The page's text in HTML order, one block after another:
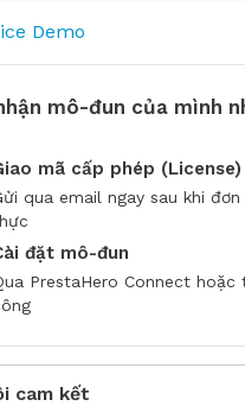
Demo
mô-đun của mình
mã cấp phép (License)
qua email ngay sau khi
đặt mô-đun
PrestaHero Connect hoặc
cam kết